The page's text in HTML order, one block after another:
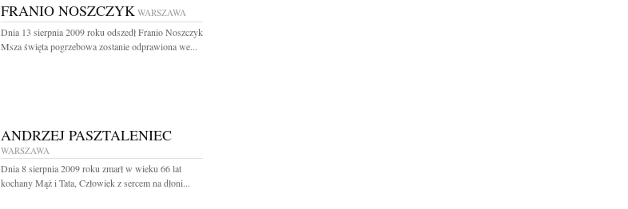
FRANIO NOSZCZYK WARSZAWA
Dnia 13 sierpnia 2009 roku odszedł Franio Noszczyk
Msza święta pogrzebowa zostanie odprawiona we...
ANDRZEJ PASZTALENIEC
WARSZAWA
Dnia 8 sierpnia 2009 roku zmarł w wieku 66 lat
kochany Mąż i Tata, Człowiek z sercem na dłoni...